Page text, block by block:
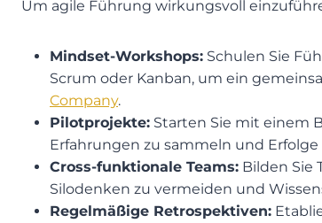
Um agile Führung wirkungsvoll
Mindset-Workshops: Schulen Sie
Scrum oder Kanban, um ein
Company.
Pilotprojekte: Starten Sie mit einem
Erfahrungen zu sammeln und
Cross-funktionale Teams: Bilden Sie
Silodenken zu vermeiden und
Regelmäßige Retrospektiven: